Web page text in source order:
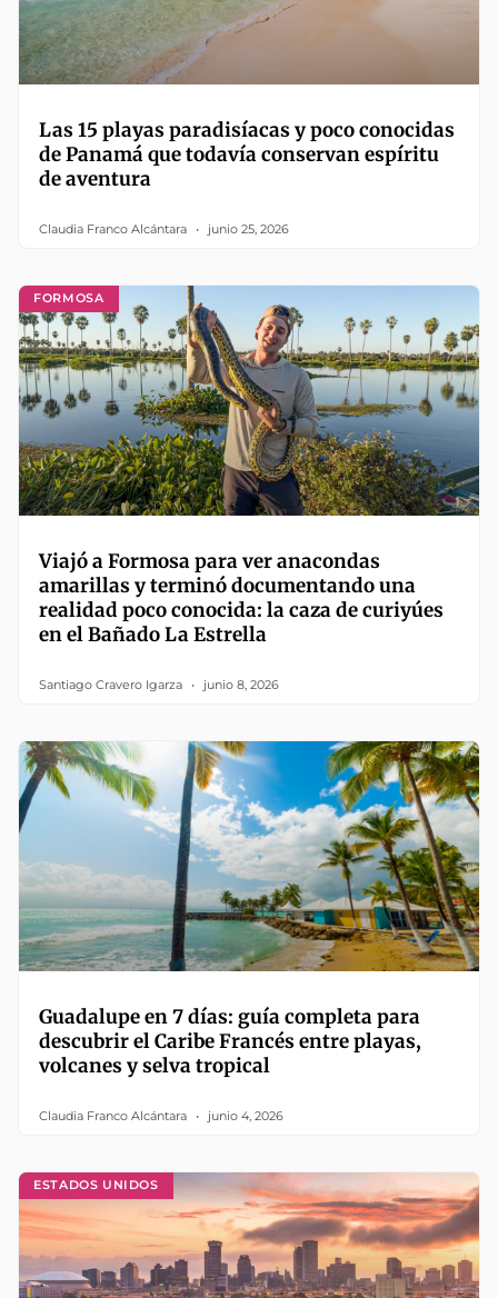
Las 15 playas paradisíacas y poco conocidas
de Panamá que todavía conservan espíritu
de aventura
Claudia Franco Alcántara junio 25, 2026
FORMOSA
Viajó a Formosa para ver anacondas
amarillas y terminó documentando una
realidad poco conocida: la caza de curiyúes
en el Bañado La Estrella
Santiago Cravero Igarza junio 8, 2026
Guadalupe en 7 días: guía completa para
descubrir el Caribe Francés entre playas,
volcanes y selva tropical
Claudia Franco Alcántara junio 4, 2026
ESTADOS UNIDOS